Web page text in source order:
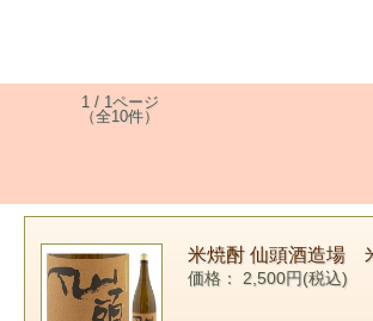
1 / 1ページ
（全10件）
米焼酎 仙頭酒造場
価格： 2,500円(税込)